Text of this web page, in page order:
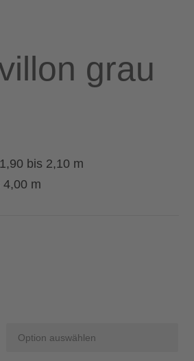
grau
bis 2,10 m
4,00 m